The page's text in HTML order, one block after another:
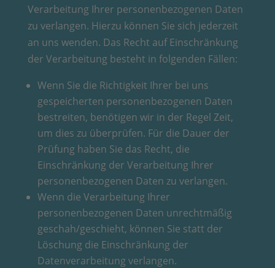
Verarbeitung Ihrer personenbezogenen Daten
zu verlangen. Hierzu können Sie sich jederzeit
an uns wenden. Das Recht auf Einschränkung
der Verarbeitung besteht in folgenden Fällen:
Wenn Sie die Richtigkeit Ihrer bei uns
gespeicherten personenbezogenen Daten
bestreiten, benötigen wir in der Regel Zeit,
um dies zu überprüfen. Für die Dauer der
Prüfung haben Sie das Recht, die
Einschränkung der Verarbeitung Ihrer
personenbezogenen Daten zu verlangen.
Wenn die Verarbeitung Ihrer
personenbezogenen Daten unrechtmäßig
geschah/geschieht, können Sie statt der
Löschung die Einschränkung der
Datenverarbeitung verlangen.